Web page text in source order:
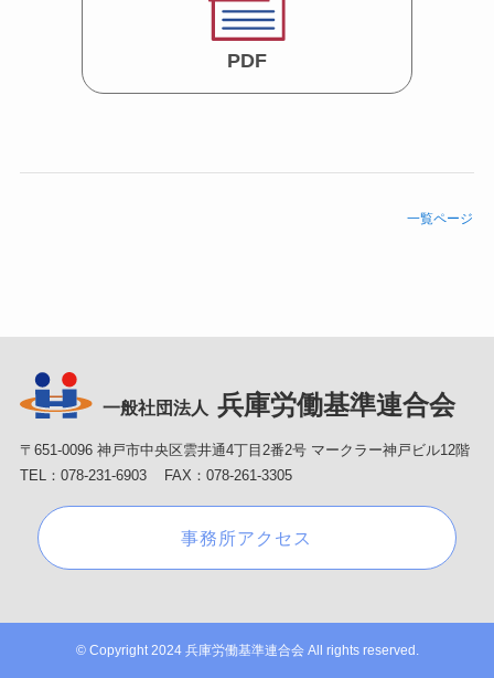
PDF
一覧ページ
一般社団法人 兵庫労働基準連合会
〒651-0096 神戸市中央区雲井通4丁目2番2号 マークラー神戸ビル12階
TEL：078-231-6903 FAX：078-261-3305
事務所アクセス
©Copyright 2024 兵庫労働基準連合会 All rights reserved.